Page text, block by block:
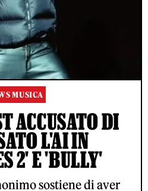
MUSICA
ACCUSATO DI
L'AI IN
2' E 'BULLY'
sostiene di aver